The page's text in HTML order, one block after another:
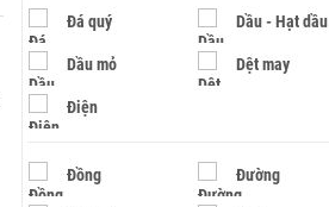
Đá quý Dầu - Hạt dầu
Dầu mỏ Dệt may
Điện
Đồng Đường